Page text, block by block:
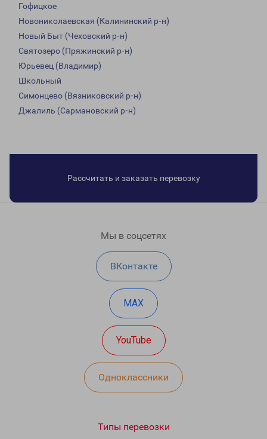
Гофицкое
Новониколаевская (Калининский р-н)
Новый Быт (Чеховский р-н)
Святозеро (Пряжинский р-н)
Юрьевец (Владимир)
Школьный
Симонцево (Вязниковский р-н)
Джалиль (Сармановский р-н)
Рассчитать и заказать перевозку
Мы в соцсетях
ВКонтакте
MAX
YouTube
Одноклассники
Типы перевозки